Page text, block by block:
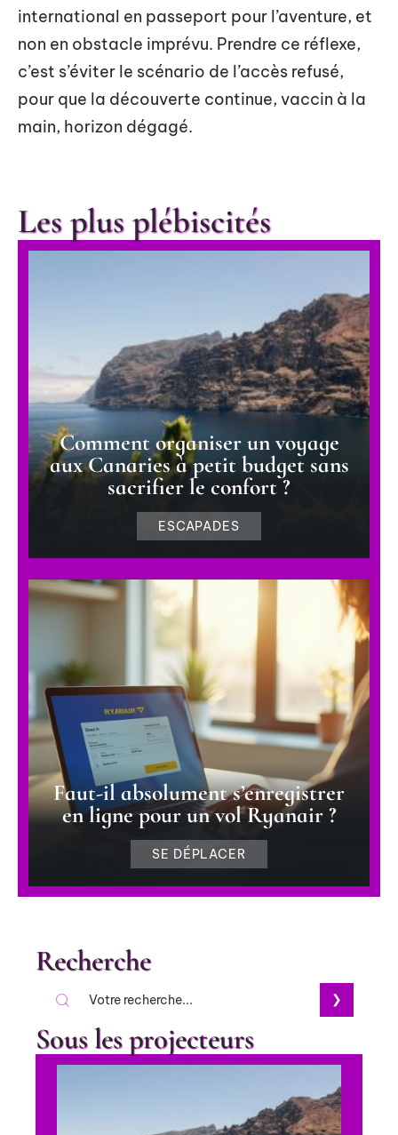
international en passeport pour l’aventure, et
non en obstacle imprévu. Prendre ce réflexe,
c’est s’éviter le scénario de l’accès refusé,
pour que la découverte continue, vaccin à la
main, horizon dégagé.
Les plus plébiscités
Comment organiser un voyage
aux Canaries à petit budget sans
sacrifier le confort ?
ESCAPADES
Faut-il absolument s’enregistrer
en ligne pour un vol Ryanair ?
SE DÉPLACER
Recherche
Sous les projecteurs